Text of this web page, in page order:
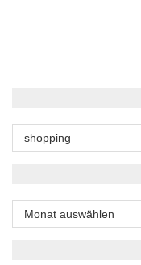
Kategorien
Archiv